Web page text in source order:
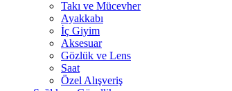
Takı ve Mücevher
Ayakkabı
İç Giyim
Aksesuar
Gözlük ve Lens
Saat
Özel Alışveriş